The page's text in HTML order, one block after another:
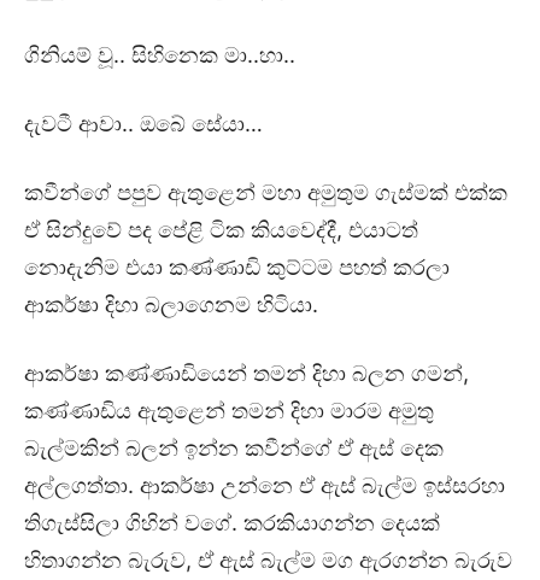
ගිනියම් වූ.. සිහිනෙක මා..හා..
දැවටී ආවා.. ඔබේ සේයා…
කවීන්ගේ පපුව ඇතුළෙන් මහා අමුතුම ගැස්මක් එක්ක
ඒ සින්දුවේ පද පේළි ටික කියවෙද්දී, එයාටත්
නොදැනිම එයා කණ්ණාඩි කුට්ටම පහත් කරලා
ආකර්ෂා දිහා බලාගෙනම හිටියා.
ආකර්ෂා කණ්ණාඩියෙන් තමන් දිහා බලන ගමන්,
කණ්ණාඩිය ඇතුළෙන් තමන් දිහා මාරම අමුතු
බැල්මකින් බලන් ඉන්න කවීන්ගේ ඒ ඇස් දෙක
අල්ලගත්තා. ආකර්ෂා උන්නෙ ඒ ඇස් බැල්ම ඉස්සරහා
තිගැස්සිලා ගිහින් වගේ. කරකියාගන්න දෙයක්
හිතාගන්න බැරුව, ඒ ඇස් බැල්ම මග ඇරගන්න බැරුව